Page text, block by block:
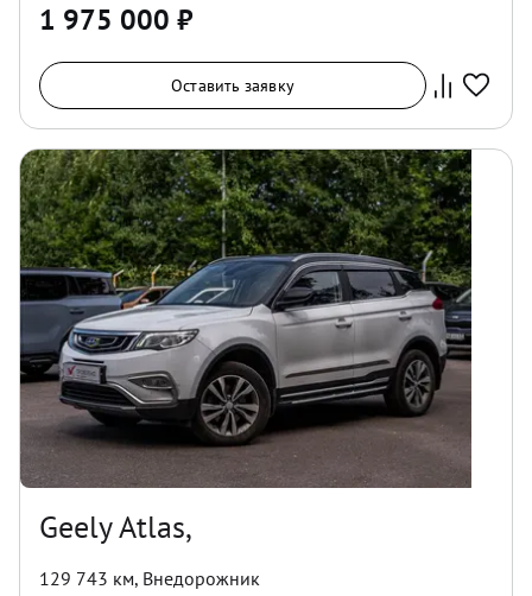
1 975 000 ₽
Оставить заявку
Geely Atlas,
129 743 км, Внедорожник